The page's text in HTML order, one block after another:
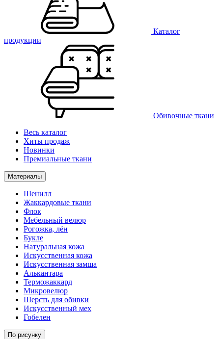
Каталог
продукции
Обивочные ткани
Весь каталог
Хиты продаж
Новинки
Премиальные ткани
Материалы
Шенилл
Жаккардовые ткани
Флок
Мебельный велюр
Рогожка, лён
Букле
Натуральная кожа
Искусственная кожа
Искусственная замша
Алькантара
Терможаккард
Микровелюр
Шерсть для обивки
Искусственный мех
Гобелен
По рисунку